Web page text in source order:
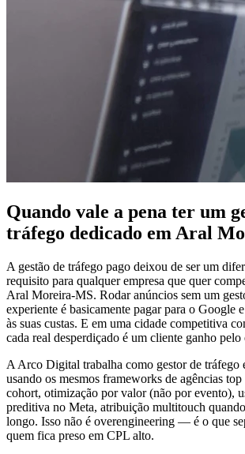
Quando vale a pena ter um
tráfego dedicado em Aral
A gestão de tráfego pago deixou de ser um
requisito para qualquer empresa que quer
Aral Moreira-MS. Rodar anúncios sem um
experiente é basicamente pagar para o Google
às suas custas. E em uma cidade competitiva
cada real desperdiçado é um cliente ganho pelo
A Arco Digital trabalha como gestor de
usando os mesmos frameworks de agências
cohort, otimização por valor (não por evento),
preditiva no Meta, atribuição multitouch
longo. Isso não é overengineering — é o que
quem fica preso em CPL alto.